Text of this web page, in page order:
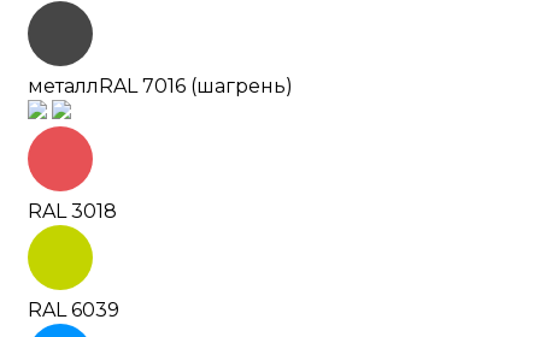
металлRAL 7016 (шагрень)
RAL 3018
RAL 6039